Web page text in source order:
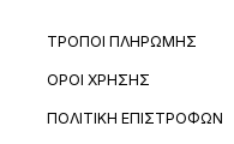
ΤΡΟΠΟΙ ΠΛΗΡΩΜΗΣ
ΟΡΟΙ ΧΡΗΣΗΣ
ΠΟΛΙΤΙΚΗ ΕΠΙΣΤΡΟΦΩΝ